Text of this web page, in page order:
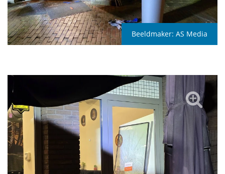
Beeldmaker: AS Media